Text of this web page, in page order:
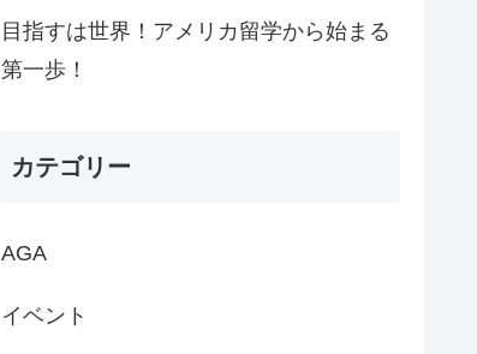
目指すは世界！アメリカ留学から始まる
第一歩！
カテゴリー
AGA
イベント